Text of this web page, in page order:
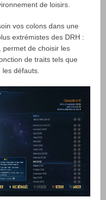
de loisirs.
vos colons dans une
extrémistes des DRH :
permet de choisir les
de traits tels que
les défauts.